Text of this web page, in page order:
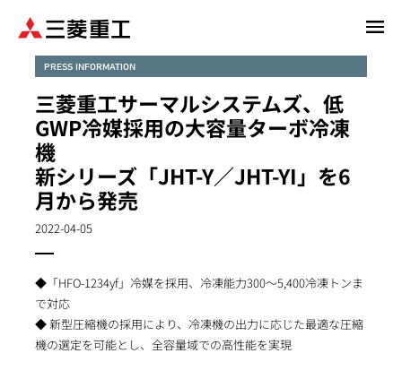
PRESS INFORMATION
三菱重工サーマルシステムズ、低
GWP冷媒採用の大容量ターボ冷凍
機
新シリーズ「JHT-Y／JHT-YI」を6
月から発売
2022-04-05
◆「HFO-1234yf」冷媒を採用、冷凍能力300～5,400冷凍トンま
で対応
◆ 新型圧縮機の採用により、冷凍機の出力に応じた最適な圧縮
機の選定を可能とし、全容量域での高性能を実現